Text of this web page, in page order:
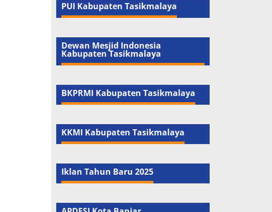
PUI Kabupaten Tasikmalaya
Dewan Mesjid Indonesia
Kabupaten Tasikmalaya
BKPRMI Kabupaten Tasikmalaya
KKMI Kabupaten Tasikmalaya
Iklan Tahun Baru 2025